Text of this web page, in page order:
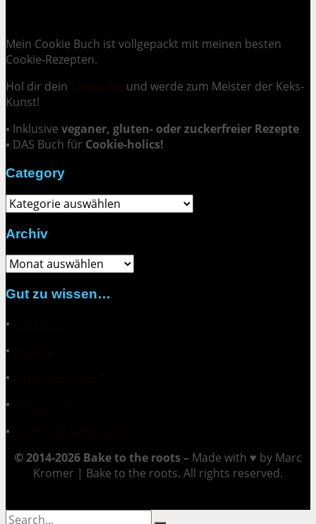
Mein Cookie Buch ist vollgepackt mit meinen besten
Cookie-Rezepten.
Hol dir dein
und werde zum Meister der Keks-
Kunst!
▪ Inklusive veganer, gluten- oder zuckerfreier Rezepte
▪ DAS Buch für Cookie-holics!
Category
Category
Archiv
Archiv
Gut zu wissen…
▪
▪
▪
▪
▪
© 2014-2026 Bake to the roots – Made with ♥ by Marc
Kromer | Bake to the roots. All rights reserved.